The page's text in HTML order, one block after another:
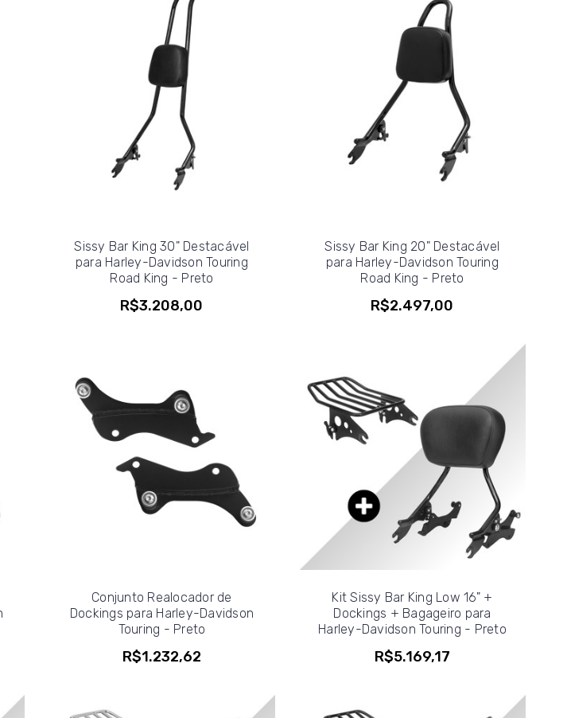
Sissy Bar King 30" Destacável
para Harley-Davidson Touring
Road King - Preto
R$3.208,00
Sissy Bar King 20" Destacável
para Harley-Davidson Touring
Road King - Preto
R$2.497,00
Conjunto Realocador de
Dockings para Harley-Davidson
Touring - Preto
R$1.232,62
Kit Sissy Bar King Low 16" +
Dockings + Bagageiro para
Harley-Davidson Touring - Preto
R$5.169,17